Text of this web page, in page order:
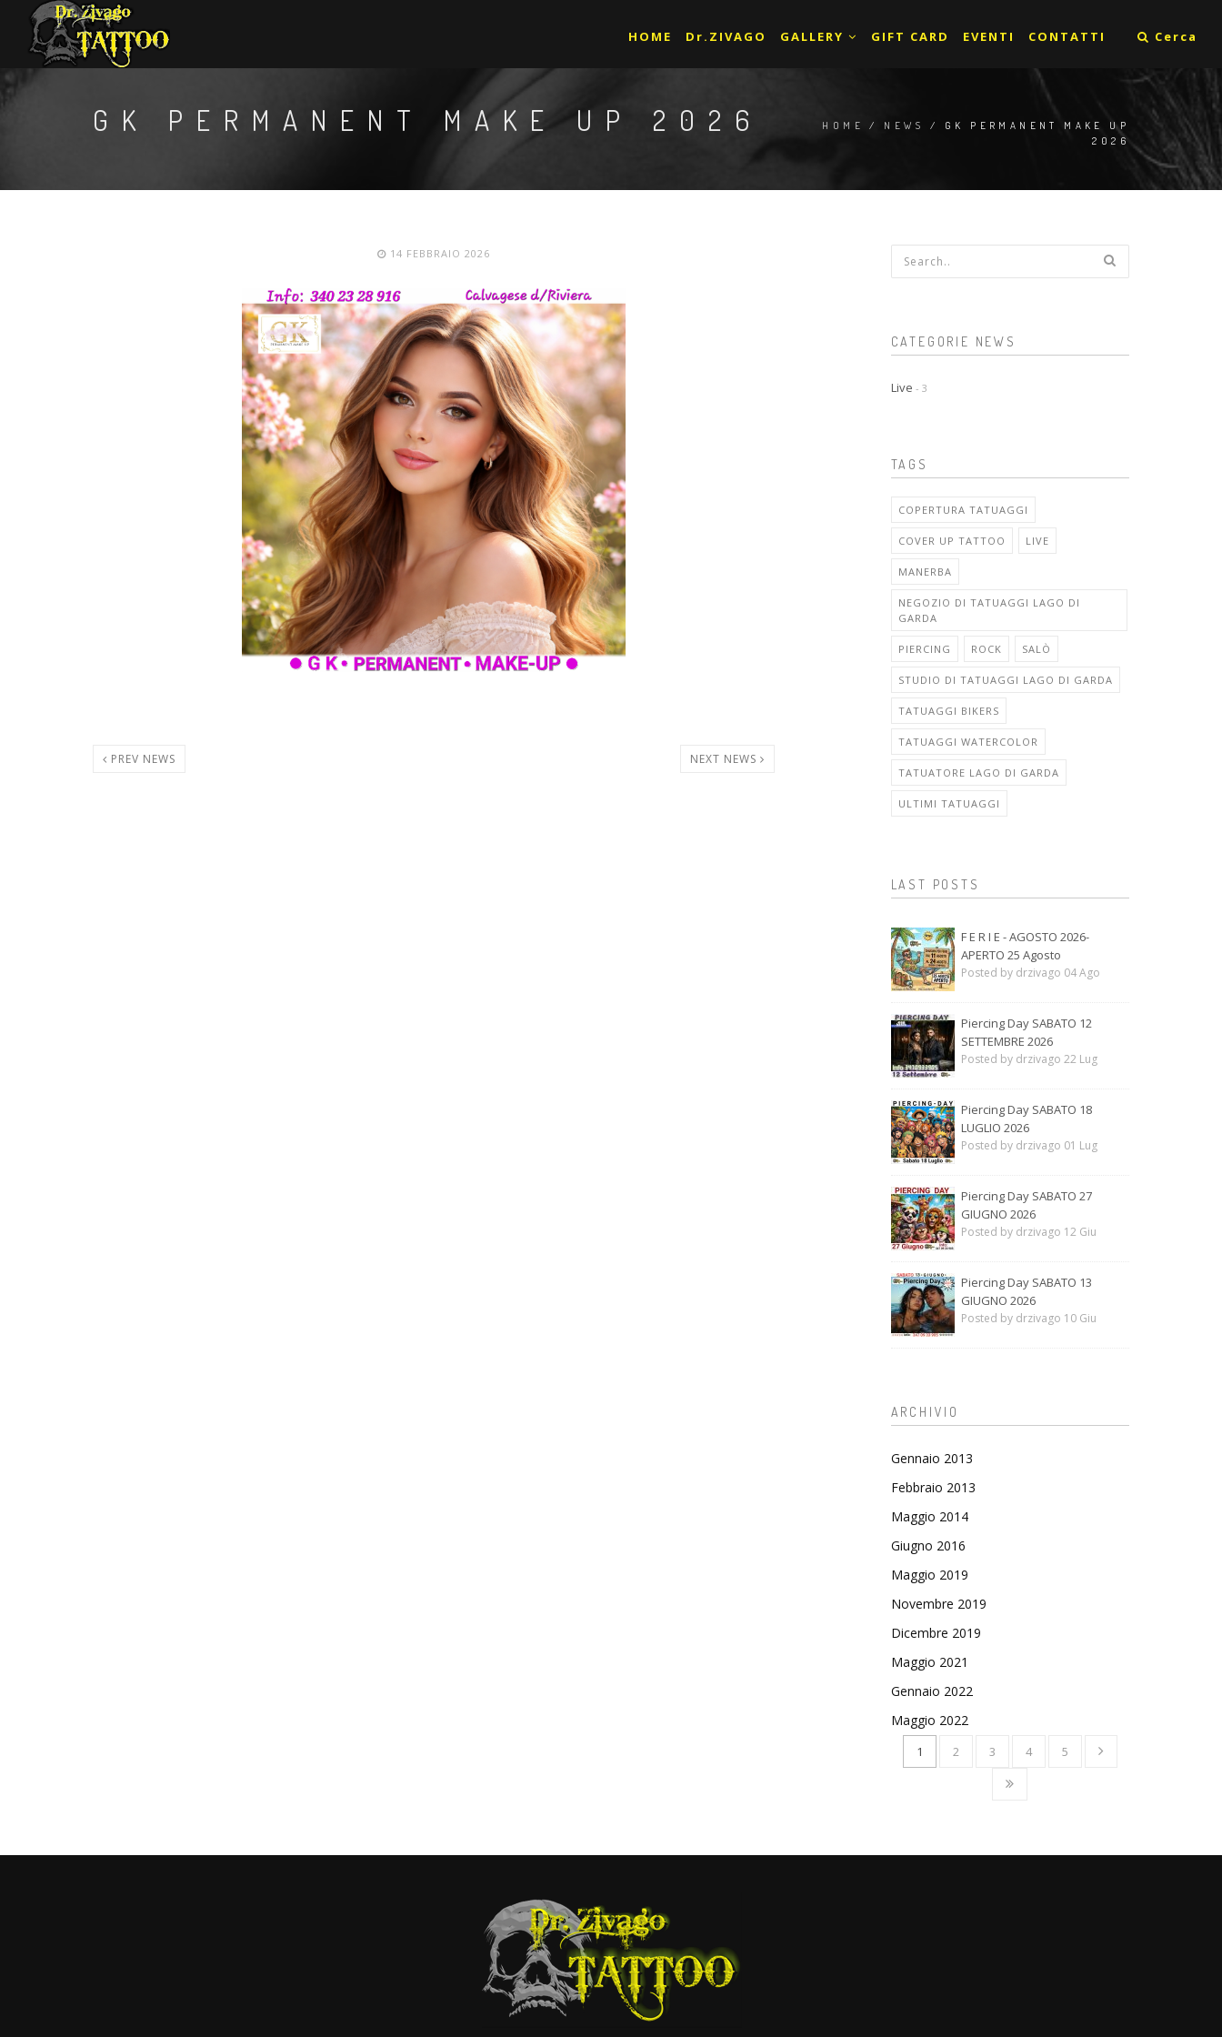
HOME Dr.ZIVAGO GALLERY GIFT CARD EVENTI CONTATTI Cerca
GK PERMANENT MAKE UP 2026 HOME / NEWS
/ GK PERMANENT MAKE UP
2026
14 FEBBRAIO 2026
PREV NEWS NEXT NEWS
Form di ricerca
CATEGORIE NEWS
Live - 3
TAGS
COPERTURA TATUAGGI
COVER UP TATTOO LIVE
MANERBA
NEGOZIO DI TATUAGGI LAGO DI
GARDA
PIERCING ROCK SALÒ
STUDIO DI TATUAGGI LAGO DI GARDA
TATUAGGI BIKERS
TATUAGGI WATERCOLOR
TATUATORE LAGO DI GARDA
ULTIMI TATUAGGI
LAST POSTS
F E R I E - AGOSTO 2026-
APERTO 25 Agosto
Posted by drzivago 04 Ago
Piercing Day SABATO 12
SETTEMBRE 2026
Posted by drzivago 22 Lug
Piercing Day SABATO 18
LUGLIO 2026
Posted by drzivago 01 Lug
Piercing Day SABATO 27
GIUGNO 2026
Posted by drzivago 12 Giu
Piercing Day SABATO 13
GIUGNO 2026
Posted by drzivago 10 Giu
ARCHIVIO
Gennaio 2013
Febbraio 2013
Maggio 2014
Giugno 2016
Maggio 2019
Novembre 2019
Dicembre 2019
Maggio 2021
Gennaio 2022
Maggio 2022
1 2 3 4 5